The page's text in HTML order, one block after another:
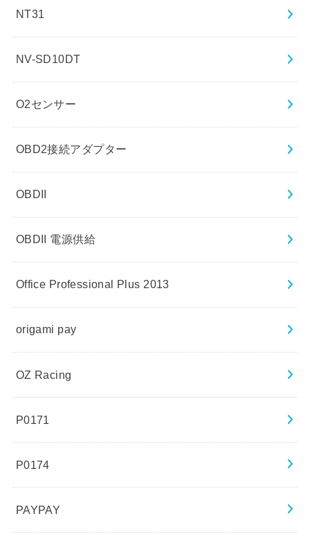
NT31
NV-SD10DT
O2センサー
OBD2接続アダプター
OBDII
OBDII 電源供給
Office Professional Plus 2013
origami pay
OZ Racing
P0171
P0174
PAYPAY